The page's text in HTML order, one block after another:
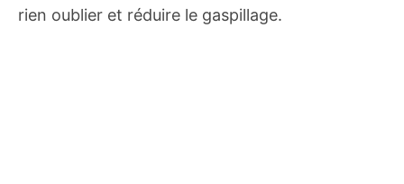
rien oublier et réduire le gaspillage.